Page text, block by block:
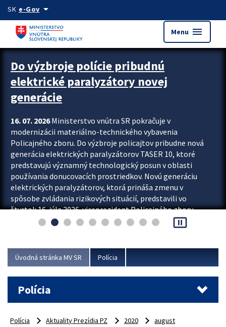
Preskocit na hlavný obsah
SK e-Govarrow_drop_down
Menu menu
Zastavit automatický posun upútavok
Do výzbroje polície pribudnú
elektrické paralyzátory novej
generácie
16. 07. 2026Ministerstvo vnútra SR pokračuje v
modernizácii materiálno-technického vybavenia
Policajného zboru. Do výzbroje policajtov pribudne nová
generácia elektrických paralyzátorov TASER 10, ktoré
predstavujú významný technologický posun v oblasti
používania donucovacích prostriedkov. Novú generáciu
elektrických paralyzátorov, ktorá prináša zmenu v
spôsobe zvládania rizikových situácií, predstavili vo
štvrtok 16. júla 2026 viceprezident Policajného zboru
Rastislav Polakovič a riaditeľ odboru výcviku...
pause_presentation
Úvodná stránka MV SR Polícia
Polícia
Polícia Aktuality Prezídia PZ 2020 august